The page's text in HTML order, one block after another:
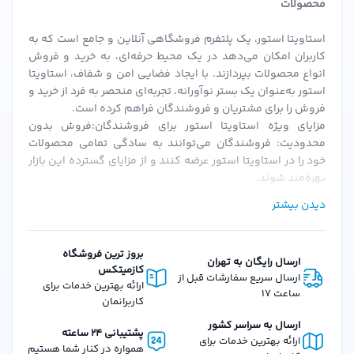
پشتیبانی حرفه‌ای:
سوالات و راهنمایی شماست.
نحوه استفاده از عطر دالچی گابانا The One
برای استفاده بهینه از این عطر، بهتر است آن را روی نقاط نبض
بدن مانند مچ دست، گردن و پشت گوش اسپری کنید. گرمای
این نقاط به انتشار بهتر رایحه کمک می‌کند. همچنین از مالش
عطر روی پوست خودداری کنید، زیرا این کار می‌تواند ساختار
در مقایسه با سایر عطرهای مردانه در رده قیمتی مشابه،
گابانا The One
از نظر ماندگاری و پیچیدگی رایحه برتری
محسوسی دارد. این عطر ترکیبی منحصر به فرد از رایحه‌های گرم
و چوبی ارائه می‌دهد که در کمتر عطری یافت می‌شود.
نظرات مشتریان درباره این محصول
محصولات
استاویتا استور، یک پلتفرم فروشگاهی آنلاین و جامع است که به
کاربران امکان می‌دهد در یک محیط حرفه‌ای، به خرید و فروش
انواع محصولات بپردازند. با ایجاد فضایی امن و شفاف، استاویتا
استور به‌عنوان یک بستر نوآورانه، تجربه‌ای منحصر به فرد از خرید و
فروش را برای مشتریان و فروشندگان فراهم کرده است.
مزایای ویژه استاویتا استور برای فروشندگان:فروش بدون
محدودیت: فروشندگان می‌توانند به سادگی تمامی محصولات
خود را در استاویتا استور عرضه کنند و از مزایای گسترده این بازار
بهره‌مند شوند.
فروشندگان می‌توانند به سرعت فعالیت خود را آغاز کنند.
کمیسیون‌های منعطف: استاویتا استور با ارائه کمیسیون‌های
قابل تنظیم، شرایطی را فراهم می‌کند که فروشندگان بتوانند به
بهترین نحو از پلتفرم استفاده کنند.
امکانات و ویژگی‌های استاویتا استور برای مشتریان:تنوع گسترده
محصولات: از لوازم آرایشی، بهداشتی، عطرها و محصولات دیگر، تا
کالاهای دیجیتال و فیزیکی، استاویتا استور همه نیازهای شما را
پوشش می‌دهد.
دیدن بیشتر
ارسال رایگان به تهران
ارسال سریع سفارشات قبل از
ساعت 17
بروز ترین فروشگاه
کازمیتکس
ارائه بهترین خدمات برای
کاربرانمان
ارسال به سراسر کشور
ارائه بهترین خدمات برای
پشتیبانی 24 ساعته
همواره در کنار شما هستیم